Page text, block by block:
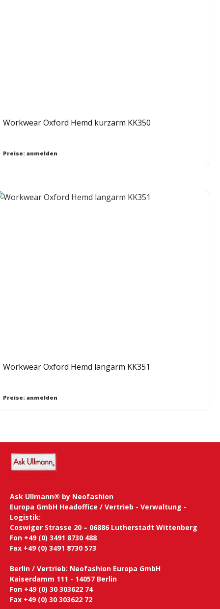
Workwear Oxford Hemd kurzarm KK350
Preise: anmelden
Workwear Oxford Hemd langarm KK351
Preise: anmelden
Ask Ullmann® by Neofashion
Europa GmbH Headoffice / Vertrieb - Verwaltung -
Logistik:
Coswiger Strasse 20 – 06886 Lutherstadt Wittenberg
Fon +49 (0) 3491 8730 488
Fax +49 (0) 3491 8730 573
Berlin / Vertrieb: Neofashion Europa GmbH
Kaiserdamm 111 - 14057 Berlin
Fon +49 (0) 30 303622 74
Fax +49 (0) 30 303622 72